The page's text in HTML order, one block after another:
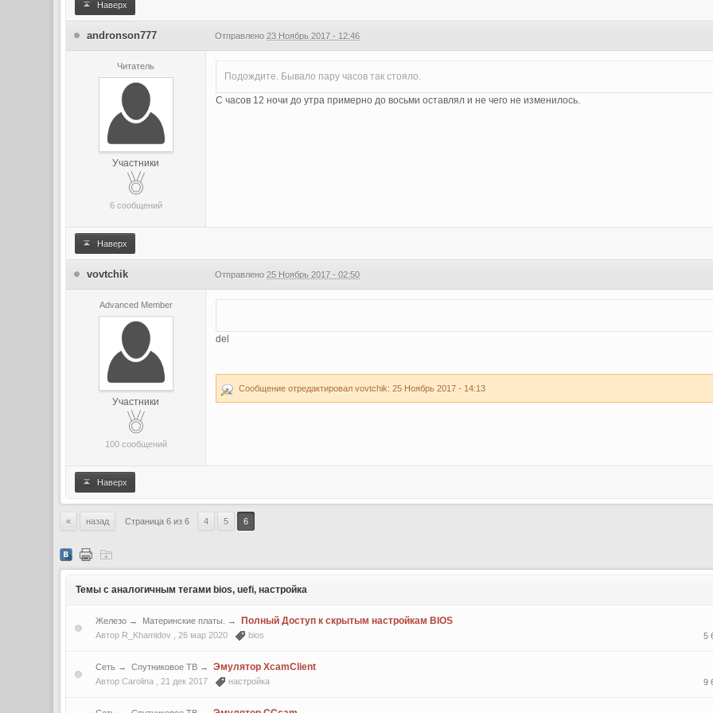
Наверх
andronson777 Отправлено23 Ноябрь 2017 - 12:46
Читатель
Участники
6 сообщений
Подождите. Бывало пару часов так стояло.
С часов 12 ночи до утра примерно до восьми оставлял и не чего не изменилось.
Наверх
vovtchik Отправлено25 Ноябрь 2017 - 02:50
Advanced Member
Участники
100 сообщений
del
Сообщение отредактировал vovtchik: 25 Ноябрь 2017 - 14:13
Наверх
« назад Страница 6 из 6 4 5 6
Темы с аналогичным тегами bios, uefi, настройка
Железо → Материнские платы. → Полный Доступ к скрытым настройкам BIOS
Автор R_Khamidov , 26 мар 2020 bios
5
Сеть → Спутниковое ТВ → Эмулятор XcamClient
Автор Carolina , 21 дек 2017 настройка
9